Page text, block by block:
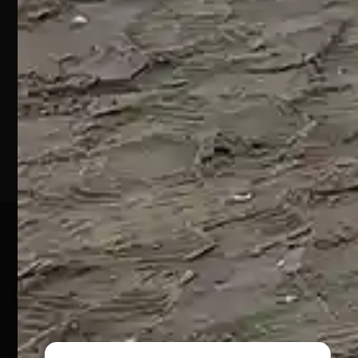
S.S. 16 KM
432
64028
Silvi
Marina
(TE)
P.Iva
01828920676
Pagamenti Sicuri
@ Copyright 2024 Webpesca è un brand Intent di Federico
Andrenacci P.Iva 01917920678
Via G. Galilei n. 2 – 64018 Tortoreto TE | REA TE-168019 |
Mail:
federicoandrenacci@pec.it